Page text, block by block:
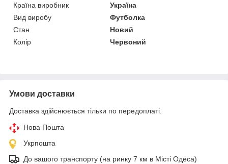
Країна виробник
Україна
Вид виробу
Футболка
Стан
Новий
Колір
Червоний
Умови доставки
Доставка здійснюється тільки по передоплаті.
Нова Пошта
Укрпошта
До вашого транспорту (на ринку 7 км в Місті Одеса)